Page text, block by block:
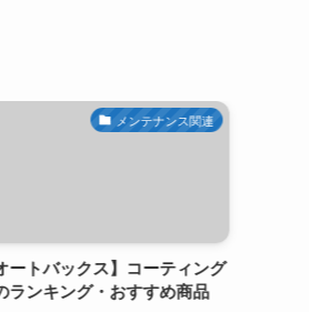
メンテナンス関連
バックス】コーティング
ンキング・おすすめ商品
【オート